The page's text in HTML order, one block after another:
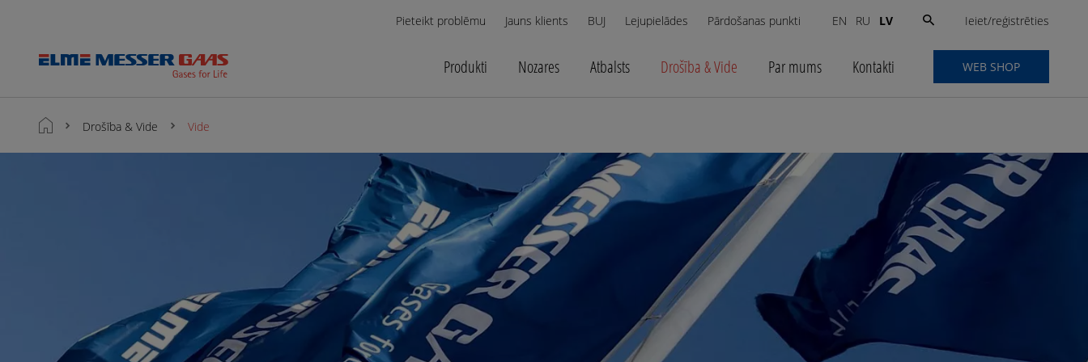
Pieteikt problēmu Jauns klients BUJ Lejupielādes Pārdošanas punkti EN RU LV
Search
Ieiet/reģistrēties
Produkti Nozares Atbalsts Drošība & Vide Par mums Kontakti WEB SHOP
Drošība & Vide Vide